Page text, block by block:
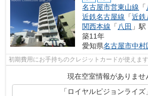
名古屋市営東山線 「
近鉄名古屋線 「近鉄
関西本線 「 八田 」
築11年
愛知県名古屋市中村
初期費用にお手持ちのクレジットカードが使えま
現在空室情報がありませ
「ロイヤルピジョンライズ